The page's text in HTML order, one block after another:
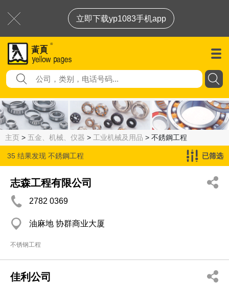
立即下载yp1083手机app
主页 > 五金、机械、仪器 > 工业机械及用品 > 不銹鋼工程
35 结果发现 不銹鋼工程 已筛选
志森工程有限公司
2782 0369
油麻地 协群商业大厦
不锈钢工程
佳利公司